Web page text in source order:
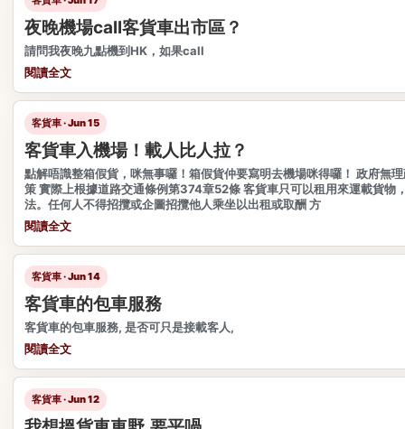
夜晚機場call客貨車出市區？
請問我夜晚九點機到HK，如果call
閱讀全文
客貨車 · Jun 15
客貨車入機場！載人比人拉？
點解唔識整箱假貨，咪無事囉！箱假貨仲要寫明去機場咪得囉！ 政府無
策 實際上根據道路交通條例第374章52條 客貨車只可以租用來運載貨物
法。任何人不得招攬或企圖招攬他人乘坐以出租或取酬 方
閱讀全文
客貨車 · Jun 14
客貨車的包車服務
客貨車的包車服務, 是否可只是接載客人,
閱讀全文
客貨車 · Jun 12